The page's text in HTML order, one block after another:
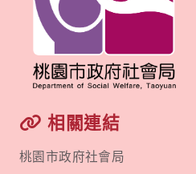
相關連結
桃園市政府社會局